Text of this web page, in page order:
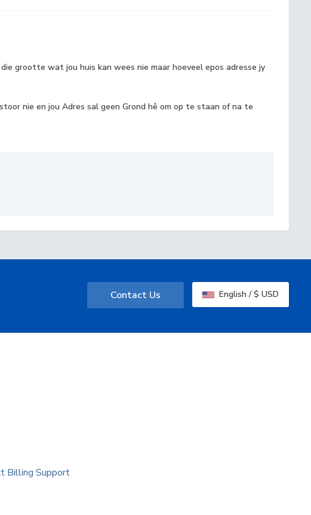
grootte wat jou huis kan wees nie maar hoeveel epos adresse jy
nie en jou Adres sal geen Grond hê om op te staan of na te
English / $ USD
Contact Us